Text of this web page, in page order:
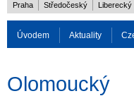
Praha Středočeský Liberecký
Úvodem Aktuality
Olomoucký